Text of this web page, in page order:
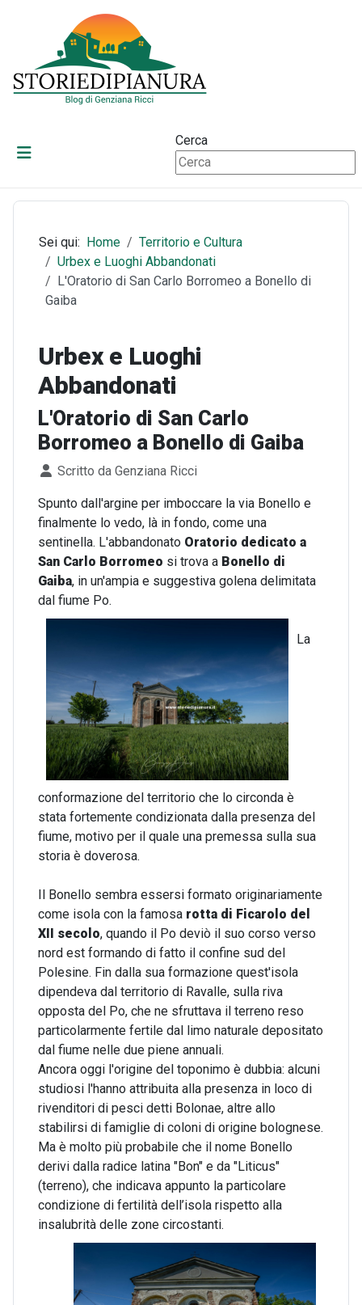
Cerca
Sei qui: Home
Territorio e Cultura
Urbex e Luoghi Abbandonati
L'Oratorio di San Carlo Borromeo a Bonello di
Gaiba
Urbex e Luoghi
Abbandonati
L'Oratorio di San Carlo
Borromeo a Bonello di Gaiba
Dettagli
Scritto da Genziana Ricci
Spunto dall'argine per imboccare la via Bonello e
finalmente lo vedo, là in fondo, come una
sentinella. L'abbandonato Oratorio dedicato a
San Carlo Borromeo si trova a Bonello di
Gaiba, in un'ampia e suggestiva golena delimitata
dal fiume Po.
La
conformazione del territorio che lo circonda è
stata fortemente condizionata dalla presenza del
fiume, motivo per il quale una premessa sulla sua
storia è doverosa.
Il Bonello sembra essersi formato originariamente
come isola con la famosa rotta di Ficarolo del
XII secolo, quando il Po deviò il suo corso verso
nord est formando di fatto il confine sud del
Polesine. Fin dalla sua formazione quest'isola
dipendeva dal territorio di Ravalle, sulla riva
opposta del Po, che ne sfruttava il terreno reso
particolarmente fertile dal limo naturale depositato
dal fiume nelle due piene annuali.
Ancora oggi l'origine del toponimo è dubbia: alcuni
studiosi l'hanno attribuita alla presenza in loco di
rivenditori di pesci detti Bolonae, altre allo
stabilirsi di famiglie di coloni di origine bolognese.
Ma è molto più probabile che il nome Bonello
derivi dalla radice latina "Bon" e da "Liticus"
(terreno), che indicava appunto la particolare
condizione di fertilità dell’isola rispetto alla
insalubrità delle zone circostanti.